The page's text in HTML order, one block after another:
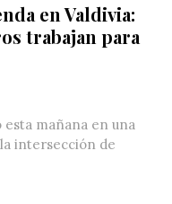
en Valdivia:
trabajan para
mañana en una
intersección de